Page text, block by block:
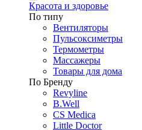
Красота и здоровье
По типу
Вентиляторы
Пульсоксиметры
Термометры
Массажеры
Товары для дома
По Бренду
Revyline
B.Well
CS Medica
Little Doctor